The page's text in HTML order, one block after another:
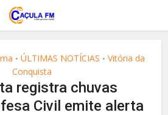
• ÚLTIMAS NOTÍCIAS • Vitória da
Conquista
registra chuvas
Civil emite alerta